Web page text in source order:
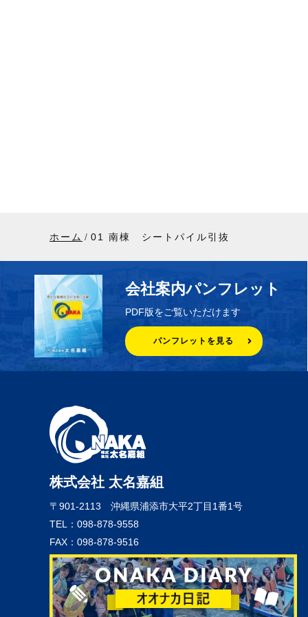
ホーム 01 南棟 シートパイル引抜
会社案内パンフレット
PDF版をご覧いただけます
パンフレットを見る
株式会社 太名嘉組
〒901-2113 沖縄県浦添市大平2丁目1番1号
TEL：098-878-9558
FAX：098-878-9516